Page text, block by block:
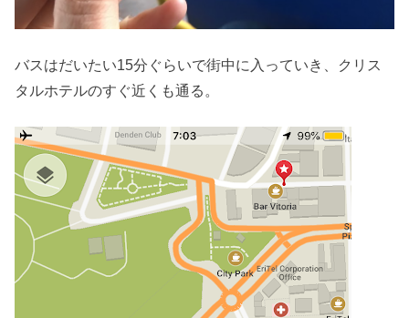
バスはだいたい15分ぐらいで街中に入っていき、クリス
タルホテルのすぐ近くも通る。